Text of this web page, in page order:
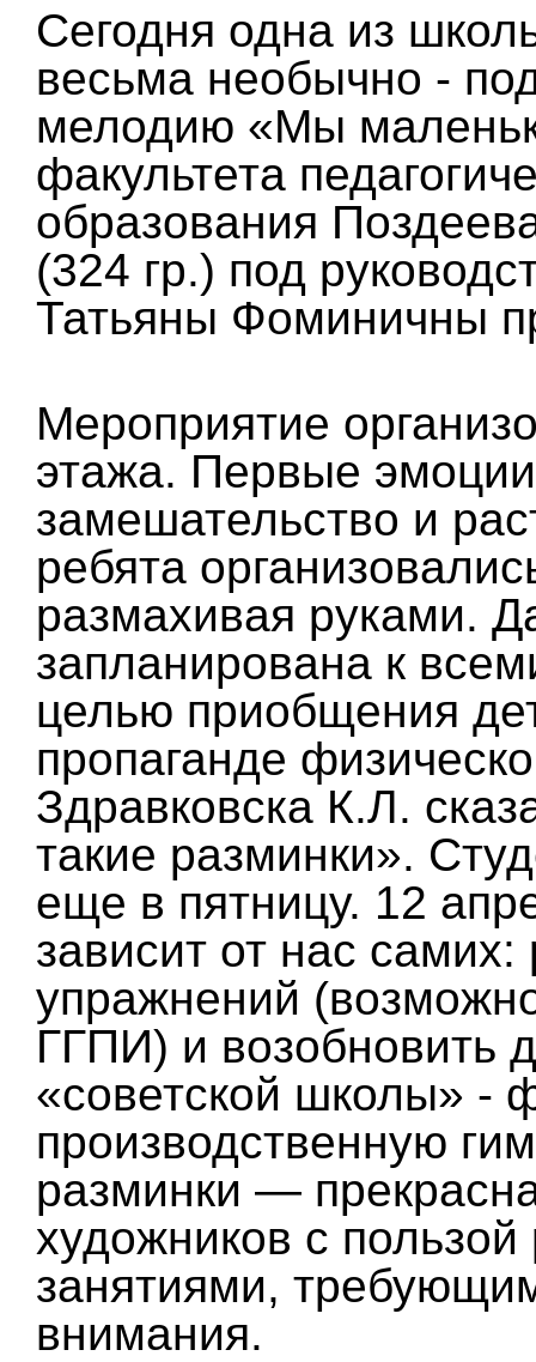
Сегодня одна из
весьма необычно -
мелодию «Мы
факультета
образования
(324 гр.) под
Татьяны Фоминичны
Мероприятие
этажа. Первые
замешательство и
ребята
размахивая руками.
запланирована к
целью приобщения
пропаганде
Здравковска К.Л.
такие разминки».
еще в пятницу. 12
зависит от нас самих:
упражнений
ГГПИ) и возобновить
«советской школы» -
производственную
разминки —
художников с
занятиями,
внимания.